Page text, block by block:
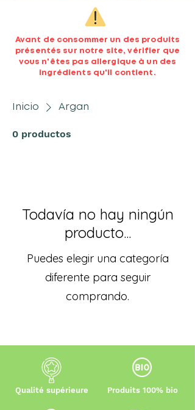
Avant de consommer un des produits
présentés sur notre site, vérifier que
vous n'êtes pas allergique à un des
ingrédients qu'il contient.
Inicio Argan
0 productos
Todavía no hay ningún
producto...
Puedes elegir una categoría
diferente para seguir
comprando.
Qualité supérieure Produits 100% bio